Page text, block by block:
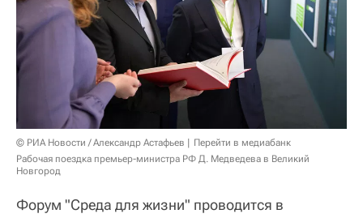
© РИА Новости / Александр Астафьев
Перейти в медиабанк
Рабочая поездка премьер-министра РФ Д. Медведева в Великий
Новгород
Форум "Среда для жизни" проводится в